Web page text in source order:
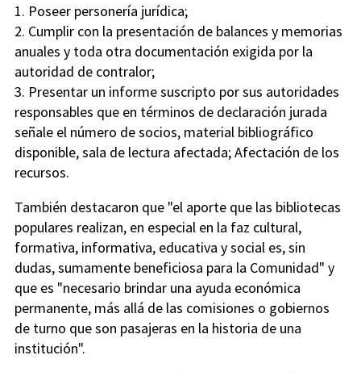
1. Poseer personería jurídica;
2. Cumplir con la presentación de balances y memorias
anuales y toda otra documentación exigida por la
autoridad de contralor;
3. Presentar un informe suscripto por sus autoridades
responsables que en términos de declaración jurada
señale el número de socios, material bibliográfico
disponible, sala de lectura afectada; Afectación de los
recursos.
También destacaron que "el aporte que las bibliotecas
populares realizan, en especial en la faz cultural,
formativa, informativa, educativa y social es, sin
dudas, sumamente beneficiosa para la Comunidad" y
que es "necesario brindar una ayuda económica
permanente, más allá de las comisiones o gobiernos
de turno que son pasajeras en la historia de una
institución".